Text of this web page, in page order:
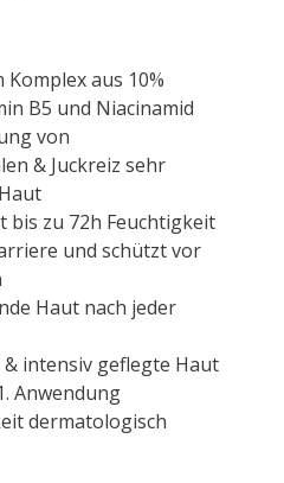
aus 10%
B5 und Niacinamid
von
& Juckreiz sehr
bis zu 72h Feuchtigkeit
und schützt vor
Haut nach jeder
intensiv geflegte Haut
Anwendung
dermatologisch